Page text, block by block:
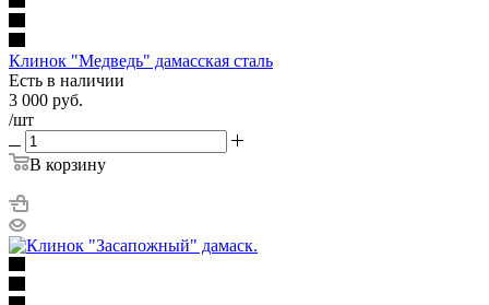
Клинок "Медведь" дамасская сталь
Есть в наличии
3 000 руб.
/шт
В корзину